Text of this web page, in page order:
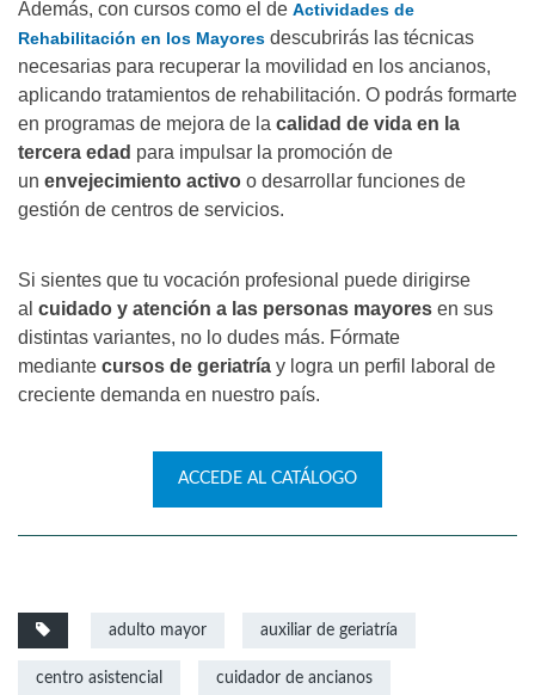
Además, con cursos como el de Actividades de
Rehabilitación en los Mayores descubrirás las técnicas
necesarias para recuperar la movilidad en los ancianos,
aplicando tratamientos de rehabilitación. O podrás formarte
en programas de mejora de la calidad de vida en la
tercera edad para impulsar la promoción de
un envejecimiento activo o desarrollar funciones de
gestión de centros de servicios.
Si sientes que tu vocación profesional puede dirigirse
al cuidado y atención a las personas mayores en sus
distintas variantes, no lo dudes más. Fórmate
mediante cursos de geriatría y logra un perfil laboral de
creciente demanda en nuestro país.
ACCEDE AL CATÁLOGO
adulto mayor auxiliar de geriatría
centro asistencial cuidador de ancianos